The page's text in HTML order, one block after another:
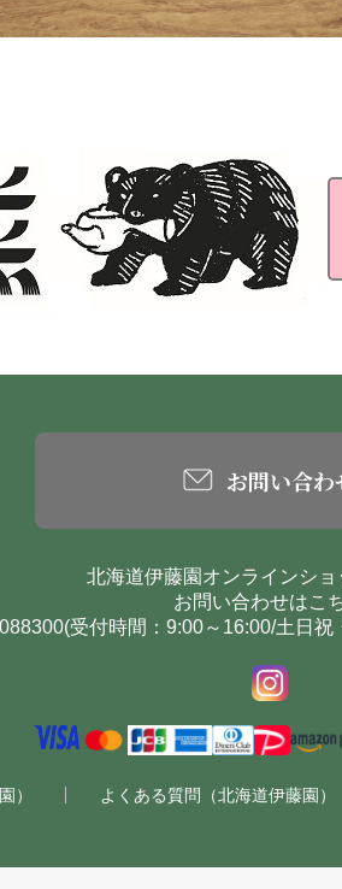
お問い合わ
北海道伊藤園オンラインショ
お問い合わせはこ
受付時間：9:00～16:00/土日
） よくある質問（北海道伊藤園）